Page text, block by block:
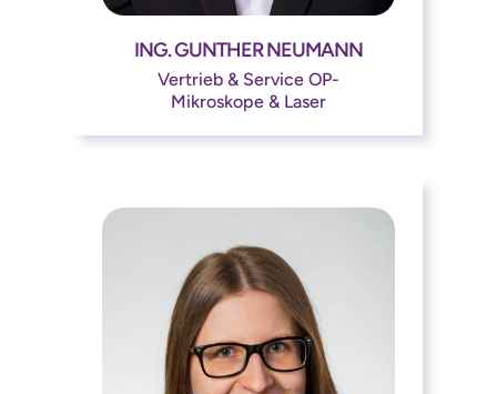
   
ING. GUNTHER NEUMANN
Vertrieb & Service OP-
Mikroskope & Laser